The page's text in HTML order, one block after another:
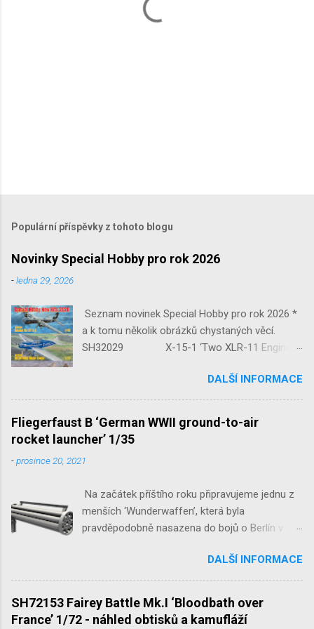
Populární příspěvky z tohoto blogu
Novinky Special Hobby pro rok 2026
-ledna 29, 2026
Seznam novinek Special Hobby pro rok 2026 *
a k tomu několik obrázků chystaných věcí.
SH32029 X-15-1 ‘Two XLR-11 Engines’
‘Guardians of Sion’ 1/32 SH32092
JB-2 Loon ‘US Version of V-1 Missile’
1/32 1/32 SH48052 Seafire
Mk.III 1/48 reissue SH48160
Baltimore Mk.I 1/48 ...
DALŠÍ INFORMACE
Fliegerfaust B ‘German WWII ground-to-air
rocket launcher’ 1/35
-prosince 20, 2021
Na začátek příštího roku připravujeme jednu z
menších ‘Wunderwaffen’, která byla
pravděpodobně nasazena do bojů o Berlín v
raketovou protiletadlovou zbraň. V setu 3148
detailní odlitky této zbraně, v měřítku 1/35,
doplní leptané popruhy nábojových schránek.
DALŠÍ INFORMACE
SH72153 Fairey Battle Mk.I ‘Bloodbath over
France’ 1/72 - náhled obtisků a kamufláží